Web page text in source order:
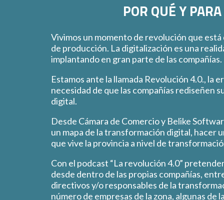
POR QUÉ Y
Vivimos un momento de revolución que está
de producción. La digitalización es una
implantando en gran parte de las compañías.
Estamos ante la llamada Revolución 4.0., la
necesidad de que las compañías rediseñen
digital.
Desde Cámara de Comercio y Belike
un mapa de la transformación digital, hacer
que vive la provincia a nivel de
Con el podcast “La revolución 4.0”
desde dentro de las propias compañías,
directivos y/o responsables de la
número de empresas de la zona, algunas de